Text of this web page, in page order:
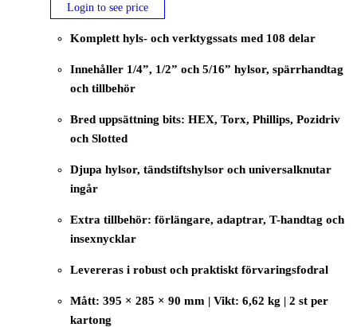
Login to see price
Komplett hyls- och verktygssats med 108 delar
Innehåller 1/4”, 1/2” och 5/16” hylsor, spärrhandtag
och tillbehör
Bred uppsättning bits: HEX, Torx, Phillips, Pozidriv
och Slotted
Djupa hylsor, tändstiftshylsor och universalknutar
ingår
Extra tillbehör: förlängare, adaptrar, T-handtag och
insexnycklar
Levereras i robust och praktiskt förvaringsfodral
Mått: 395 × 285 × 90 mm | Vikt: 6,62 kg | 2 st per
kartong